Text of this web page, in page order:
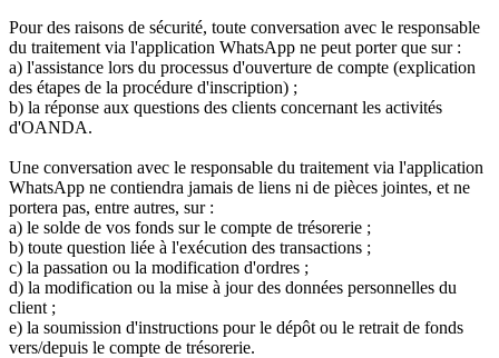
Pour des raisons de sécurité, toute conversation avec le responsable
du traitement via l'application WhatsApp ne peut porter que sur :
a) l'assistance lors du processus d'ouverture de compte (explication
des étapes de la procédure d'inscription) ;
b) la réponse aux questions des clients concernant les activités
d'OANDA.
Une conversation avec le responsable du traitement via l'application
WhatsApp ne contiendra jamais de liens ni de pièces jointes, et ne
portera pas, entre autres, sur :
a) le solde de vos fonds sur le compte de trésorerie ;
b) toute question liée à l'exécution des transactions ;
c) la passation ou la modification d'ordres ;
d) la modification ou la mise à jour des données personnelles du
client ;
e) la soumission d'instructions pour le dépôt ou le retrait de fonds
vers/depuis le compte de trésorerie.